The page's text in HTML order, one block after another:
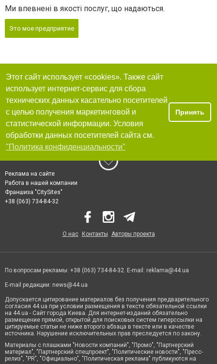
Ми впевнені в якості послуг, що надаються.
Это мое предприятие
Этот сайт использует «cookies». Также сайт
использует интернет-сервис для сбора
технических данных касательно посетителей
с целью получения маркетинговой и
статистической информации. Условия
обработки данных посетителей сайта см.
"Политика конфиденциальности"
Принять
Реклама на сайте
Работа в нашей компании
Франшиза "CitySites"
+38 (063) 734-84-32
О нас Контакты Авторы проекта
По вопросам рекламы: +38 (063) 734-84-32. E-mail: reklama@44.ua
E-mail редакции: news@44.ua
Допускается цитирование материалов без получения предварительного
согласия 44.ua при условии размещения в тексте обязательной ссылки
на 44.ua - Сайт города Киева. Для интернет-изданий обязательно
размещение прямой, открытой для поисковых систем гиперссылки на
цитируемые статьи не ниже второго абзаца в тексте или в качестве
источника. Нарушение исключительных прав преследуется по закону.
Материалы с плашками "Новости компаний", "Промо", "Партнерский
материал", "Партнерский спецпроект", "Политические новости", "Пресс-
релиз", "PR", "Официально", "Политическая реклама" публикуются на